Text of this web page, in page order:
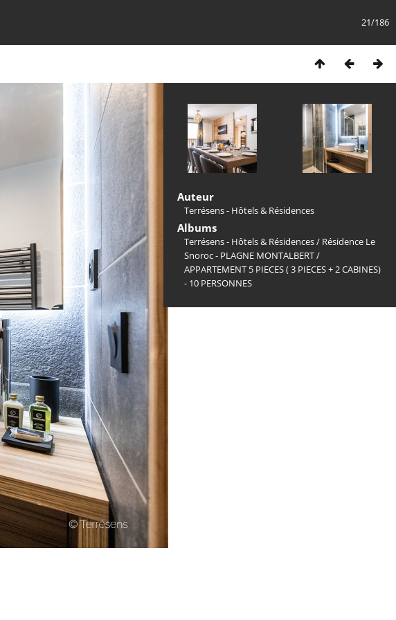
21/186
Auteur
Terrésens - Hôtels & Résidences
Albums
Terrésens - Hôtels & Résidences/ Résidence Le
Snoroc - PLAGNE MONTALBERT/
APPARTEMENT 5 PIECES ( 3 PIECES + 2 CABINES)
- 10 PERSONNES